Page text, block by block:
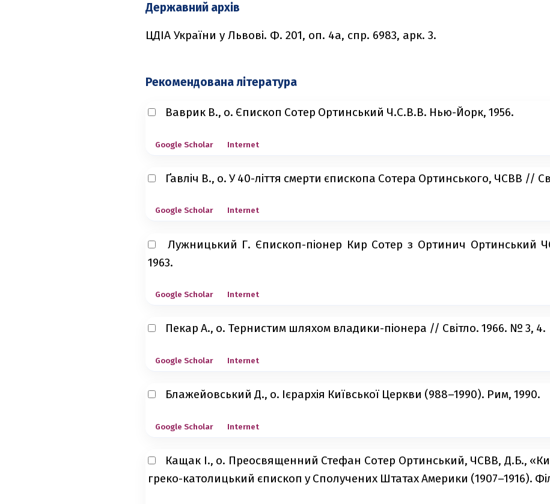
Державний архів
ЦДІА України у Львові. Ф. 201, оп. 4а, спр. 6983, арк. 3.
Рекомендована література
Ваврик В., о. Єпископ Сотер Ортинський Ч.С.В.В. Нью-Йорк, 1956.
Google Scholar Internet
Ґавліч В., о. У 40-ліття смерти єпископа Сотера Ортинського, ЧСВВ //
Google Scholar Internet
Лужницький Г. Єпископ-піонер Кир Сотер з Ортинич Ортинський
1963.
Google Scholar Internet
Пекар А., о. Тернистим шляхом владики-піонера // Світло. 1966. № 3, 4.
Google Scholar Internet
Блажейовський Д., о. Ієрархія Київської Церкви (988–1990). Рим, 1990.
Google Scholar Internet
Кащак І., о. Преосвященний Стефан Сотер Ортинський, ЧСВВ, Д.Б.,
греко-католицький єпископ у Сполучених Штатах Америки (1907–1916).